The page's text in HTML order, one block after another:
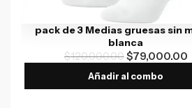
pack de 3 Medias gruesas sin
blanca
$120,000.00$79,000.00
Añadir al combo